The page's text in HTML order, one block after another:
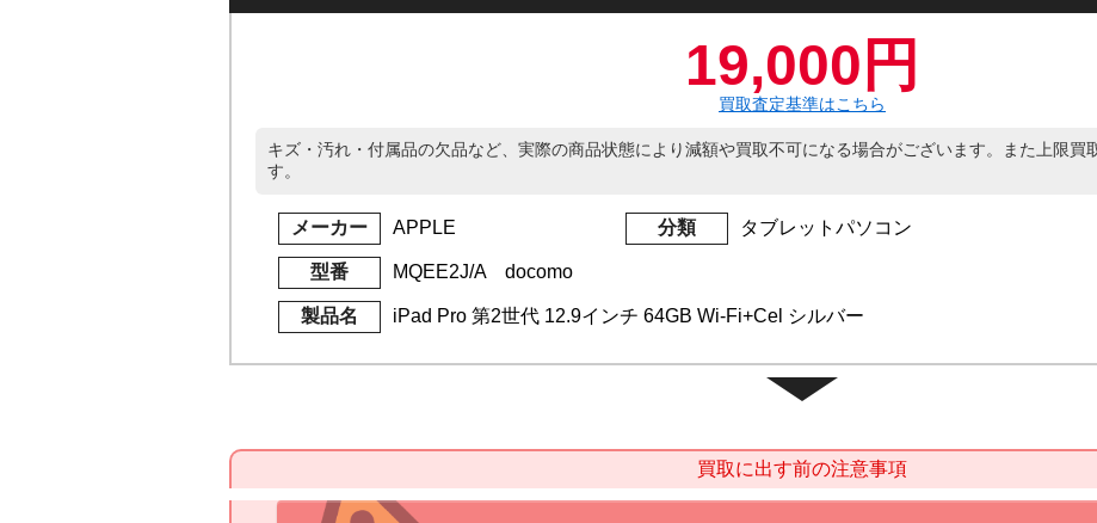
19,000円
買取査定基準はこちら
キズ・汚れ・付属品の欠品など、実際の商品状態により減額や買取不可になる場合がございます。また上限買
す。
メーカー APPLE 分類 タブレットパソコン
型番 MQEE2J/A docomo
製品名 iPad Pro 第2世代 12.9インチ 64GB Wi-Fi+Cel シルバー
買取に出す前の注意事項